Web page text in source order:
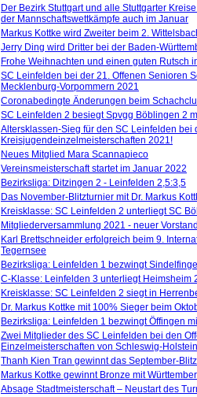
Der Bezirk Stuttgart und alle Stuttgarter
der Mannschaftswettkämpfe auch im Januar
Markus Kottke wird Zweiter beim 2.
Jerry Ding wird Dritter bei der Baden-
Frohe Weihnachten und einen guten Rutsch
SC Leinfelden bei der 21. Offenen Senioren
Mecklenburg-Vorpommern 2021
Coronabedingte Änderungen beim
SC Leinfelden 2 besiegt Spvgg Böblingen 2
Altersklassen-Sieg für den SC Leinfelden bei
Kreisjugendeinzelmeisterschaften 2021!
Neues Mitglied Mara Scannapieco
Vereinsmeisterschaft startet im Januar 2022
Bezirksliga: Ditzingen 2 - Leinfelden 2,5:3,5
Das November-Blitzturnier mit Dr. Markus
Kreisklasse: SC Leinfelden 2 unterliegt SC
Mitgliederversammlung 2021 - neuer
Karl Brettschneider erfolgreich beim 9.
Tegernsee
Bezirksliga: Leinfelden 1 bezwingt
C-Klasse: Leinfelden 3 unterliegt Heimsheim
Kreisklasse: SC Leinfelden 2 siegt in
Dr. Markus Kottke mit 100% Sieger beim
Bezirksliga: Leinfelden 1 bezwingt Öffingen
Zwei Mitglieder des SC Leinfelden bei den
Einzelmeisterschaften von Schleswig-
Thanh Kien Tran gewinnt das September-
Markus Kottke gewinnt Bronze mit
Absage Stadtmeisterschaft – Neustart des